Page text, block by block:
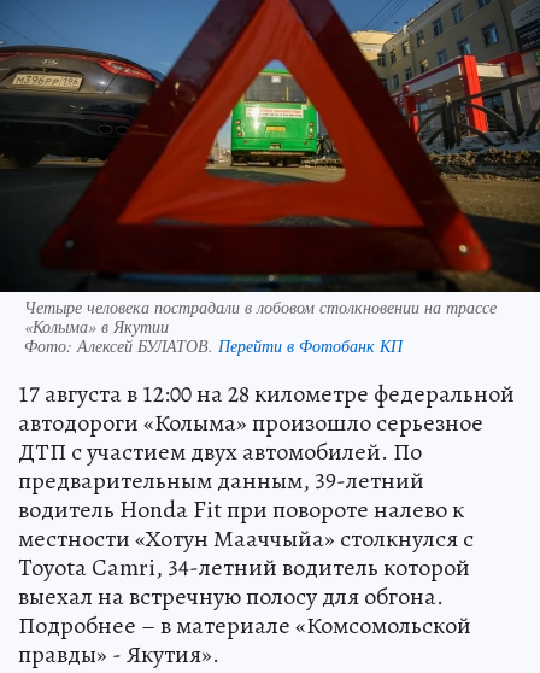
Четыре человека пострадали в лобовом столкновении на трассе
«Колыма» в Якутии
Фото:Алексей БУЛАТОВ. Перейти в Фотобанк КП
17 августа в 12:00 на 28 километре федеральной
автодороги «Колыма» произошло серьезное
ДТП с участием двух автомобилей. По
предварительным данным, 39-летний
водитель Honda Fit при повороте налево к
местности «Хотун Мааччыйа» столкнулся с
Toyota Camri, 34-летний водитель которой
выехал на встречную полосу для обгона.
Подробнее – в материале «Комсомольской
правды» - Якутия».